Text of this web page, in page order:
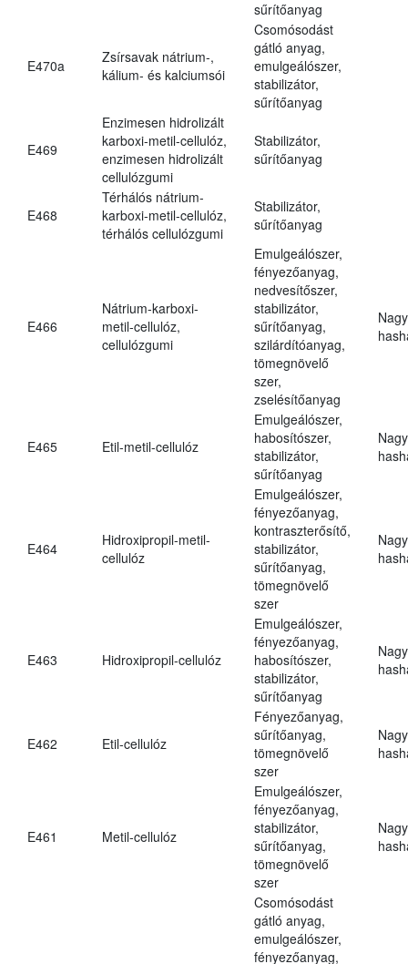
sűrítőanyag
E470a
Zsírsavak nátrium-,
kálium- és kalciumsói
Csomósodást
gátló anyag,
emulgeálószer,
stabilizátor,
sűrítőanyag
E469
Enzimesen hidrolizált
karboxi-metil-cellulóz,
enzimesen hidrolizált
cellulózgumi
Stabilizátor,
sűrítőanyag
E468
Térhálós nátrium-
karboxi-metil-cellulóz,
térhálós cellulózgumi
Stabilizátor,
sűrítőanyag
E466
Nátrium-karboxi-
metil-cellulóz,
cellulózgumi
Emulgeálószer,
fényezőanyag,
nedvesítőszer,
stabilizátor,
sűrítőanyag,
szilárdítóanyag,
tömegnövelő
szer,
zselésítőanyag
E465 Etil-metil-cellulóz
Emulgeálószer,
habosítószer,
stabilizátor,
sűrítőanyag
E464
Hidroxipropil-metil-
cellulóz
Emulgeálószer,
fényezőanyag,
kontraszterősítő,
stabilizátor,
sűrítőanyag,
tömegnövelő
szer
E463 Hidroxipropil-cellulóz
Emulgeálószer,
fényezőanyag,
habosítószer,
stabilizátor,
sűrítőanyag
E462 Etil-cellulóz
Fényezőanyag,
sűrítőanyag,
tömegnövelő
szer
E461 Metil-cellulóz
Emulgeálószer,
fényezőanyag,
stabilizátor,
sűrítőanyag,
tömegnövelő
szer
Csomósodást
gátló anyag,
emulgeálószer,
fényezőanyag,